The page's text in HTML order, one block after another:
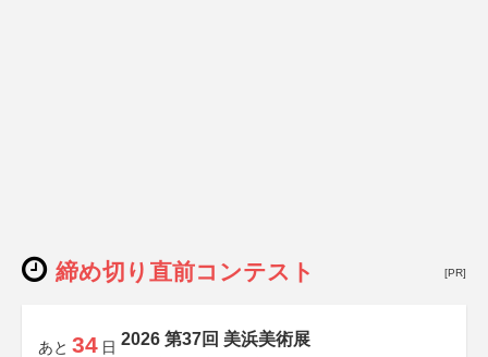
締め切り直前コンテスト [PR]
あと 34 日 2026 第37回 美浜美術展